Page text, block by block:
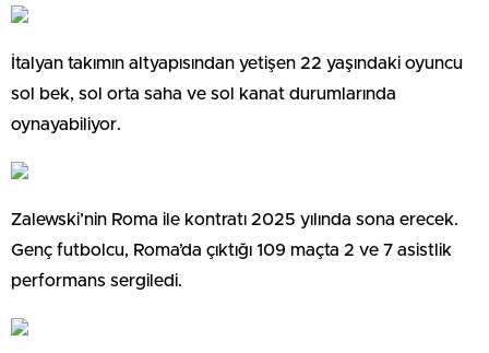
İtalyan takımın altyapısından yetişen 22 yaşındaki oyuncu
sol bek, sol orta saha ve sol kanat durumlarında
oynayabiliyor.
Zalewski’nin Roma ile kontratı 2025 yılında sona erecek.
Genç futbolcu, Roma’da çıktığı 109 maçta 2 ve 7 asistlik
performans sergiledi.